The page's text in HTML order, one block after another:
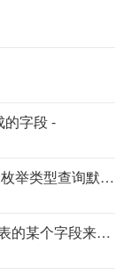
的字段 -
[SqlSugar] 如何解决布尔类型以及枚举类型查询默认值 -
[SqlSugar] SQL sugar如何根据子表的某个字段来查询 -